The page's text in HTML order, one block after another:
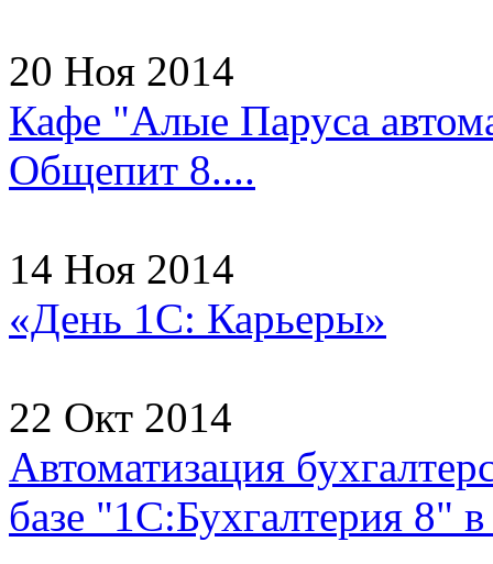
20 Ноя 2014
Кафе "Алые Паруса
Общепит 8....
14 Ноя 2014
«День 1С: Карьеры»
22 Окт 2014
Автоматизация
базе "1С:Бухгалтерия